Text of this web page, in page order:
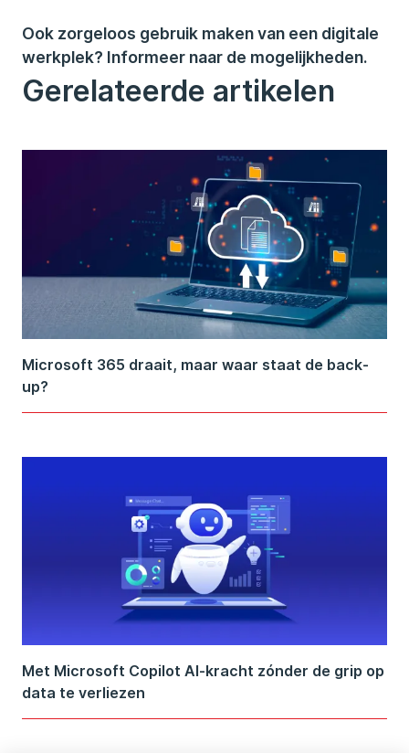
Ook zorgeloos gebruik maken van een digitale
werkplek? Informeer naar de mogelijkheden.
Gerelateerde artikelen
Microsoft 365 draait, maar waar staat de back-
up?
Met Microsoft Copilot AI-kracht zónder de grip op
data te verliezen